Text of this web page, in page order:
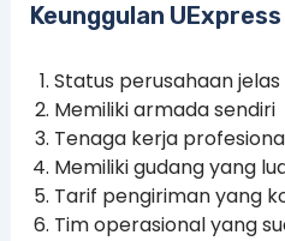
Keunggulan UExpress
Status perusahaan jelas
Memiliki armada sendiri
Tenaga kerja
Memiliki gudang yang
Tarif pengiriman yang
Tim operasional yang